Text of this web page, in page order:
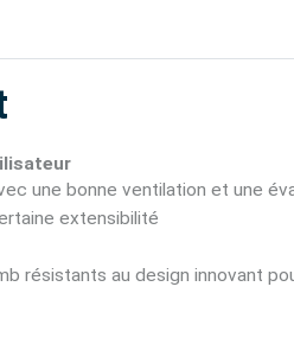
une bonne ventilation et une
extensibilité
résistants au design innovant